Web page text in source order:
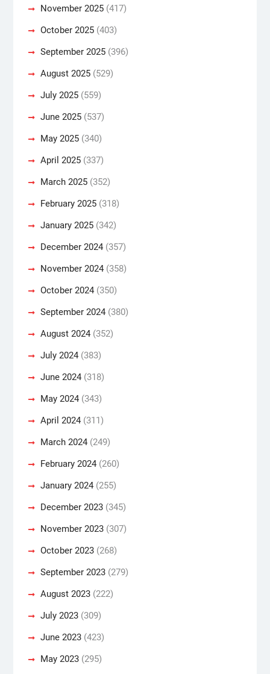
November 2025(417)
October 2025(403)
September 2025(396)
August 2025(529)
July 2025(559)
June 2025(537)
May 2025(340)
April 2025(337)
March 2025(352)
February 2025(318)
January 2025(342)
December 2024(357)
November 2024(358)
October 2024(350)
September 2024(380)
August 2024(352)
July 2024(383)
June 2024(318)
May 2024(343)
April 2024(311)
March 2024(249)
February 2024(260)
January 2024(255)
December 2023(345)
November 2023(307)
October 2023(268)
September 2023(279)
August 2023(222)
July 2023(309)
June 2023(423)
May 2023(295)